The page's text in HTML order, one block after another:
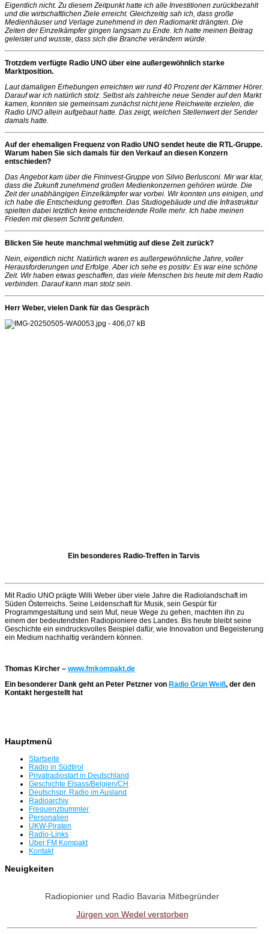
Eigentlich nicht. Zu diesem Zeitpunkt hatte ich alle Investitionen zurückbezahlt
und die wirtschaftlichen Ziele erreicht. Gleichzeitig sah ich, dass große
Medienhäuser und Verlage zunehmend in den Radiomarkt drängten. Die
Zeiten der Einzelkämpfer gingen langsam zu Ende. Ich hatte meinen Beitrag
geleistet und wusste, dass sich die Branche verändern würde.
Trotzdem verfügte Radio UNO über eine außergewöhnlich starke
Marktposition.
Laut damaligen Erhebungen erreichten wir rund 40 Prozent der Kärntner Hörer.
Darauf war ich natürlich stolz. Selbst als zahlreiche neue Sender auf den Markt
kamen, konnten sie gemeinsam zunächst nicht jene Reichweite erzielen, die
Radio UNO allein aufgebaut hatte. Das zeigt, welchen Stellenwert der Sender
damals hatte.
Auf der ehemaligen Frequenz von Radio UNO sendet heute die RTL-Gruppe.
Warum haben Sie sich damals für den Verkauf an diesen Konzern
entschieden?
Das Angebot kam über die Fininvest-Gruppe von Silvio Berlusconi. Mir war klar,
dass die Zukunft zunehmend großen Medienkonzernen gehören würde. Die
Zeit der unabhängigen Einzelkämpfer war vorbei. Wir konnten uns einigen, und
ich habe die Entscheidung getroffen. Das Studiogebäude und die Infrastruktur
spielten dabei letztlich keine entscheidende Rolle mehr. Ich habe meinen
Frieden mit diesem Schritt gefunden.
Blicken Sie heute manchmal wehmütig auf diese Zeit zurück?
Nein, eigentlich nicht. Natürlich waren es außergewöhnliche Jahre, voller
Herausforderungen und Erfolge. Aber ich sehe es positiv: Es war eine schöne
Zeit. Wir haben etwas geschaffen, das viele Menschen bis heute mit dem Radio
verbinden. Darauf kann man stolz sein.
Herr Weber, vielen Dank für das Gespräch
Ein besonderes Radio-Treffen in Tarvis
Mit Radio UNO prägte Willi Weber über viele Jahre die Radiolandschaft im
Süden Österreichs. Seine Leidenschaft für Musik, sein Gespür für
Programmgestaltung und sein Mut, neue Wege zu gehen, machten ihn zu
einem der bedeutendsten Radiopioniere des Landes. Bis heute bleibt seine
Geschichte ein eindrucksvolles Beispiel dafür, wie Innovation und Begeisterung
ein Medium nachhaltig verändern können.
Thomas Kircher – www.fmkompakt.de
Ein besonderer Dank geht an Peter Petzner von Radio Grün Weiß, der den
Kontakt hergestellt hat
Hauptmenü
Startseite
Radio in Südtirol
Privatradiostart in Deutschland
Geschichte Elsass/Belgien/CH
Deutschspr. Radio im Ausland
Radioarchiv
Frequenzbummler
Personalien
UKW-Piraten
Radio-Links
Über FM Kompakt
Kontakt
Neuigkeiten
Radiopionier und Radio Bavaria Mitbegründer
Jürgen von Wedel verstorben